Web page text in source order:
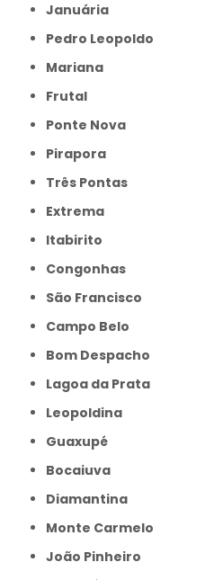
Januária
Pedro Leopoldo
Mariana
Frutal
Ponte Nova
Pirapora
Três Pontas
Extrema
Itabirito
Congonhas
São Francisco
Campo Belo
Bom Despacho
Lagoa da Prata
Leopoldina
Guaxupé
Bocaiuva
Diamantina
Monte Carmelo
João Pinheiro